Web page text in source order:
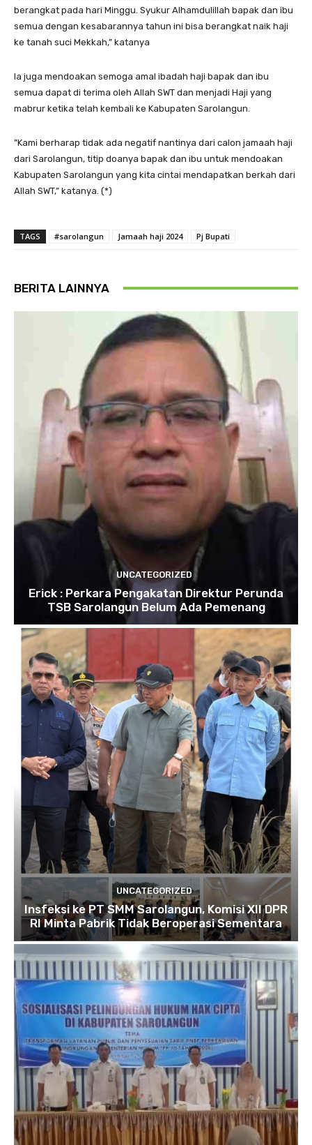
berangkat pada hari Minggu. Syukur Alhamdulillah bapak dan ibu
semua dengan kesabarannya tahun ini bisa berangkat naik haji
ke tanah suci Mekkah,” katanya
Ia juga mendoakan semoga amal ibadah haji bapak dan ibu
semua dapat di terima oleh Allah SWT dan menjadi Haji yang
mabrur ketika telah kembali ke Kabupaten Sarolangun.
”Kami berharap tidak ada negatif nantinya dari calon jamaah haji
dari Sarolangun, titip doanya bapak dan ibu untuk mendoakan
Kabupaten Sarolangun yang kita cintai mendapatkan berkah dari
Allah SWT,” katanya. (*)
TAGS #sarolangun Jamaah haji 2024 Pj Bupati
BERITA LAINNYA
UNCATEGORIZED
Erick : Perkara Pengakatan Direktur Perunda
TSB Sarolangun Belum Ada Pemenang
UNCATEGORIZED
Insfeksi ke PT SMM Sarolangun, Komisi XII DPR
RI Minta Pabrik Tidak Beroperasi Sementara